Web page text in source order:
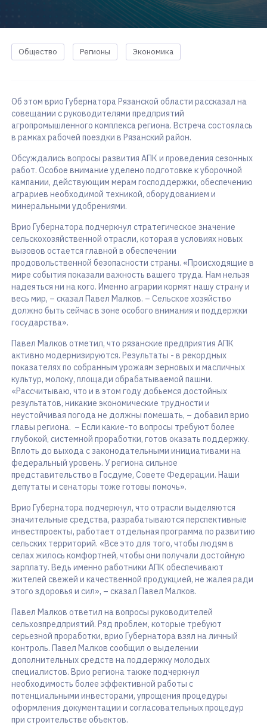
Общество Регионы Экономика
Об этом врио Губернатора Рязанской области рассказал на
совещании с руководителями предприятий
агропромышленного комплекса региона. Встреча состоялась
в рамках рабочей поездки в Рязанский район.
Обсуждались вопросы развития АПК и проведения сезонных
работ. Особое внимание уделено подготовке к уборочной
кампании, действующим мерам господдержки, обеспечению
аграриев необходимой техникой, оборудованием и
минеральными удобрениями.
Врио Губернатора подчеркнул стратегическое значение
сельскохозяйственной отрасли, которая в условиях новых
вызовов остается главной в обеспечении
продовольственной безопасности страны. «Происходящие в
мире события показали важность вашего труда. Нам нельзя
надеяться ни на кого. Именно аграрии кормят нашу страну и
весь мир, – сказал Павел Малков. – Сельское хозяйство
должно быть сейчас в зоне особого внимания и поддержки
государства».
Павел Малков отметил, что рязанские предприятия АПК
активно модернизируются. Результаты - в рекордных
показателях по собранным урожаям зерновых и масличных
культур, молоку, площади обрабатываемой пашни.
«Рассчитываю, что и в этом году добьемся достойных
результатов, никакие экономические трудности и
неустойчивая погода не должны помешать, – добавил врио
главы региона. – Если какие-то вопросы требуют более
глубокой, системной проработки, готов оказать поддержку.
Вплоть до выхода с законодательными инициативами на
федеральный уровень. У региона сильное
представительство в Госдуме, Совете Федерации. Наши
депутаты и сенаторы тоже готовы помочь».
Врио Губернатора подчеркнул, что отрасли выделяются
значительные средства, разрабатываются перспективные
инвестпроекты, работает отдельная программа по развитию
сельских территорий. «Все это для того, чтобы людям в
селах жилось комфортней, чтобы они получали достойную
зарплату. Ведь именно работники АПК обеспечивают
жителей свежей и качественной продукцией, не жалея ради
этого здоровья и сил», – сказал Павел Малков.
Павел Малков ответил на вопросы руководителей
сельхозпредприятий. Ряд проблем, которые требуют
серьезной проработки, врио Губернатора взял на личный
контроль. Павел Малков сообщил о выделении
дополнительных средств на поддержку молодых
специалистов. Врио региона также подчеркнул
необходимость более эффективной работы с
потенциальными инвесторами, упрощения процедуры
оформления документации и согласовательных процедур
при строительстве объектов.